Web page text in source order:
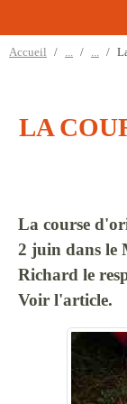
Accueil
LA
La course
2 juin dans le
Richard le
Voir l'article.